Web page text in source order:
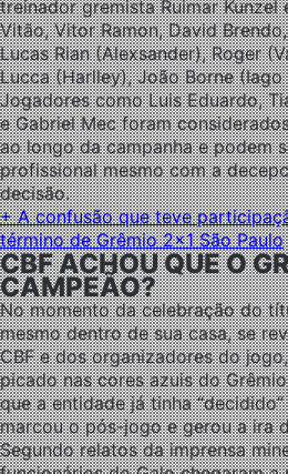
treinador gremista Ruimar
Vitão, Vitor Ramon, David
Lucas Rian (Alexsander), Roger
Lucca (Harlley), João Borne
Jogadores como Luis Eduardo,
e Gabriel Mec foram
ao longo da campanha e podem
profissional mesmo com a
decisão.
+ A confusão que teve
término de Grêmio 2×1 São Paulo
CBF ACHOU QUE O
CAMPEÃO?
No momento da celebração do
mesmo dentro de sua casa, se
CBF e dos organizadores do
picado nas cores azuis do
que a entidade já tinha
marcou o pós-jogo e gerou a ira
Segundo relatos da imprensa